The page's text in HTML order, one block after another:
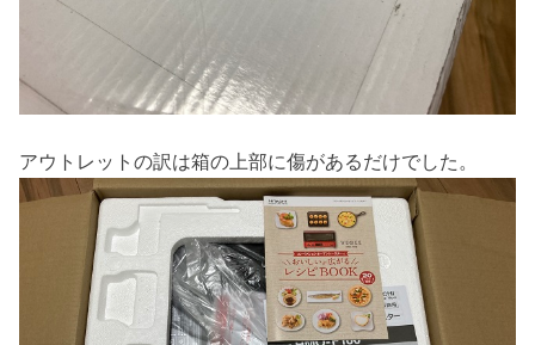
アウトレットの訳は箱の上部に傷があるだけでした。